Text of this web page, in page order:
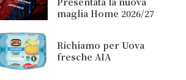
maglia Home 2026/27
Richiamo per Uova
fresche AIA